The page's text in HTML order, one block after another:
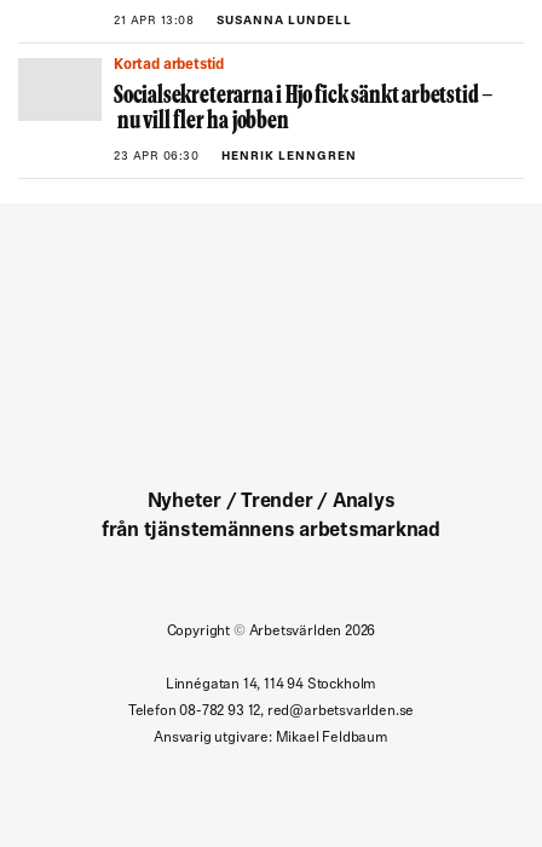
21 APR 13:08 SUSANNA LUNDELL
Kortad arbetstid
Socialsekreterarna i Hjo fick sänkt arbetstid –
nu vill fler ha jobben
23 APR 06:30 HENRIK LENNGREN
Nyheter / Trender / Analys
från tjänstemännens arbetsmarknad
Copyright ©Arbetsvärlden 2026
Linnégatan 14, 114 94 Stockholm
Telefon 08-782 93 12, red@arbetsvarlden.se
Ansvarig utgivare: Mikael Feldbaum